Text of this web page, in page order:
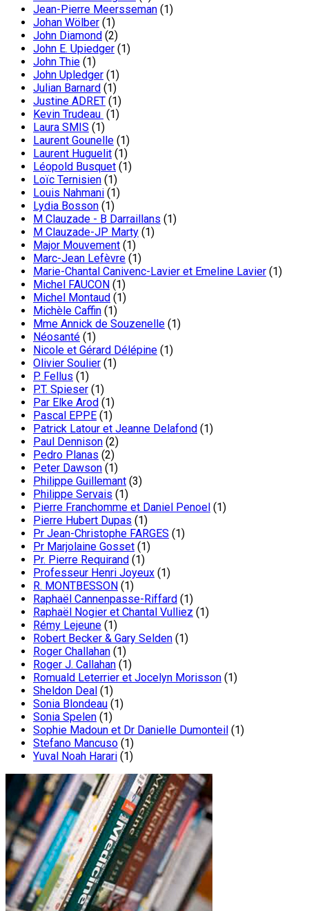
Jean-Pierre Meersseman (1)
Johan Wölber (1)
John Diamond (2)
John E. Upiedger (1)
John Thie (1)
John Upledger (1)
Julian Barnard (1)
Justine ADRET (1)
Kevin Trudeau (1)
Laura SMIS (1)
Laurent Gounelle (1)
Laurent Huguelit (1)
Léopold Busquet (1)
Loïc Ternisien (1)
Louis Nahmani (1)
Lydia Bosson (1)
M Clauzade - B Darraillans (1)
M Clauzade-JP Marty (1)
Major Mouvement (1)
Marc-Jean Lefèvre (1)
Marie-Chantal Canivenc-Lavier et Emeline Lavier (1)
Michel FAUCON (1)
Michel Montaud (1)
Michèle Caffin (1)
Mme Annick de Souzenelle (1)
Néosanté (1)
Nicole et Gérard Délépine (1)
Olivier Soulier (1)
P. Fellus (1)
P.T. Spieser (1)
Par Elke Arod (1)
Pascal EPPE (1)
Patrick Latour et Jeanne Delafond (1)
Paul Dennison (2)
Pedro Planas (2)
Peter Dawson (1)
Philippe Guillemant (3)
Philippe Servais (1)
Pierre Franchomme et Daniel Penoel (1)
Pierre Hubert Dupas (1)
Pr Jean-Christophe FARGES (1)
Pr Marjolaine Gosset (1)
Pr. Pierre Requirand (1)
Professeur Henri Joyeux (1)
R. MONTBESSON (1)
Raphaël Cannenpasse-Riffard (1)
Raphaël Nogier et Chantal Vulliez (1)
Rémy Lejeune (1)
Robert Becker & Gary Selden (1)
Roger Challahan (1)
Roger J. Callahan (1)
Romuald Leterrier et Jocelyn Morisson (1)
Sheldon Deal (1)
Sonia Blondeau (1)
Sonia Spelen (1)
Sophie Madoun et Dr Danielle Dumonteil (1)
Stefano Mancuso (1)
Yuval Noah Harari (1)